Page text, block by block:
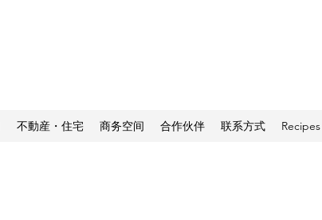
不動産・住宅 商务空间 合作伙伴 联系方式 Recipes